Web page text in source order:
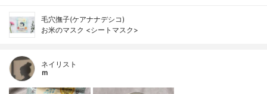
毛穴撫子(ケアナナデシコ)
お米のマスク <シートマスク>
ネイリスト
ｍ